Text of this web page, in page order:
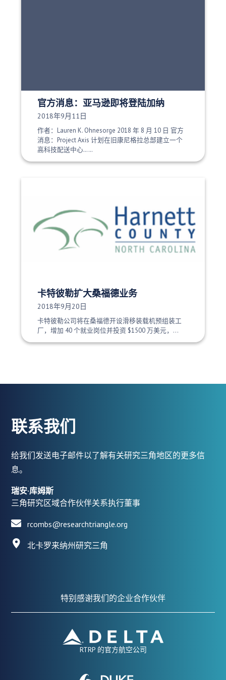
官方消息：亚马逊即将登陆加纳
发布日期：
2018年9月11日
作者：Lauren K. Ohnesorge 2018 年 8 月 10 日 官方
消息：Project Axis 计划在旧康尼格拉总部建立一个
高科技配送中心……
卡特彼勒扩大桑福德业务
发布日期：
2018年9月20日
卡特彼勒公司将在桑福德开设滑移装载机预组装工
厂，增加 40 个就业岗位并投资 $1500 万美元，...
联系我们
给我们发送电子邮件以了解有关研究三角地区的更多信
息。
瑞安·库姆斯
三角研究区域合作伙伴关系执行董事
rcombs@researchtriangle.org
北卡罗来纳州研究三角
特别感谢我们的企业合作伙伴
RTRP 的官方航空公司